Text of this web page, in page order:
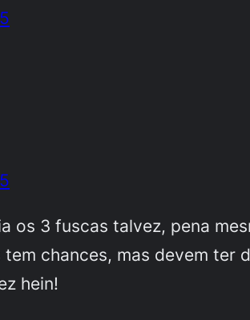
os 3 fuscas talvez, pena
chances, mas devem ter
hein!